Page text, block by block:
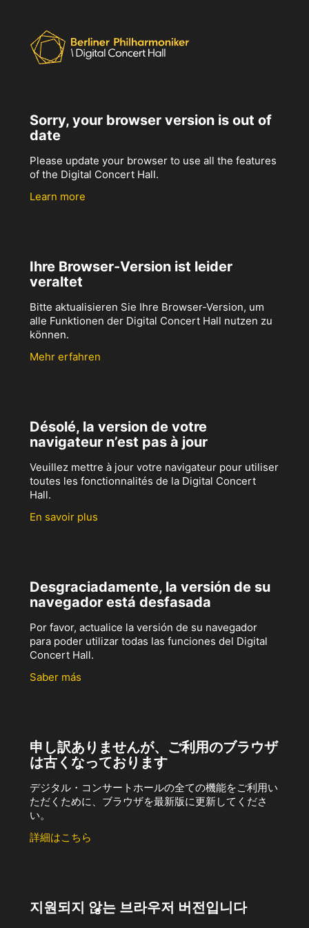
Sorry, your browser version is out of
date
Please update your browser to use all the features
of the Digital Concert Hall.
Learn more
Ihre Browser-Version ist leider
veraltet
Bitte aktualisieren Sie Ihre Browser-Version, um
alle Funktionen der Digital Concert Hall nutzen zu
können.
Mehr erfahren
Désolé, la version de votre
navigateur n’est pas à jour
Veuillez mettre à jour votre navigateur pour utiliser
toutes les fonctionnalités de la Digital Concert
Hall.
En savoir plus
Desgraciadamente, la versión de su
navegador está desfasada
Por favor, actualice la versión de su navegador
para poder utilizar todas las funciones del Digital
Concert Hall.
Saber más
申し訳ありませんが、ご利用のブラウザ
は古くなっております
デジタル・コンサートホールの全ての機能をご利用い
ただくために、ブラウザを最新版に更新してくださ
い。
詳細はこちら
지원되지 않는 브라우저 버전입니다